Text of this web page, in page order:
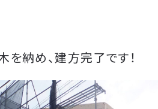
納め、建方完了です！